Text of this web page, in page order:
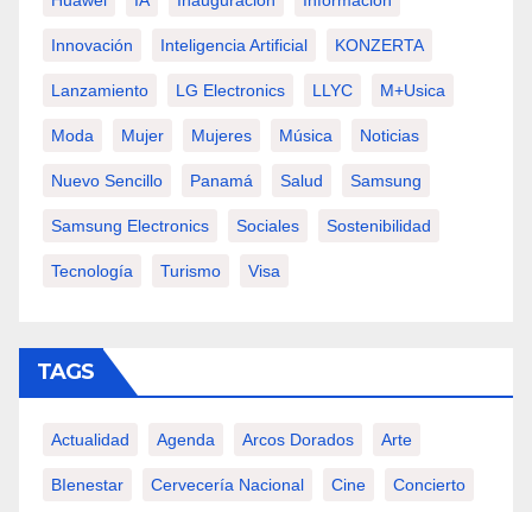
Innovación Inteligencia Artificial KONZERTA
Lanzamiento LG Electronics LLYC M+usica
Moda Mujer Mujeres Música Noticias
Nuevo Sencillo Panamá Salud Samsung
Samsung Electronics Sociales Sostenibilidad
Tecnología Turismo Visa
TAGS
Actualidad Agenda Arcos Dorados Arte
BIenestar Cervecería Nacional Cine Concierto